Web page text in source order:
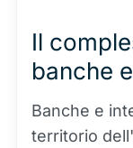
Il
banche
Banche e
territorio